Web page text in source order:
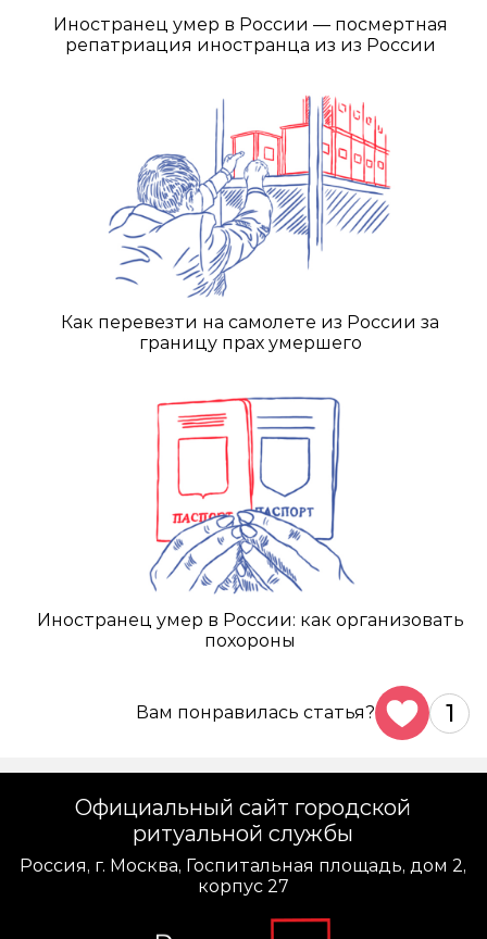
Иностранец умер в России — посмертная
репатриация иностранца из из России
Как перевезти на самолете из России за
границу прах умершего
Иностранец умер в России: как организовать
похороны
Вам понравилась статья? 1
Официальный сайт городской
ритуальной службы
Россия, г. Москва, Госпитальная площадь, дом 2,
корпус 27